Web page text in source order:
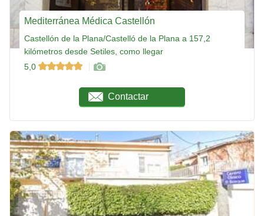
Mediterránea Médica Castellón
Castellón de la Plana/Castelló de la Plana a 157,2
kilómetros desde Setiles, como llegar
5,0
Contactar